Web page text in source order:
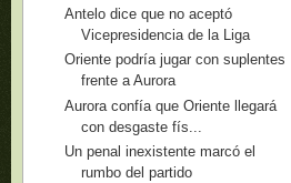
Antelo dice que no aceptó
Vicepresidencia de la Liga
Oriente podría jugar con suplentes
frente a Aurora
Aurora confía que Oriente llegará
con desgaste fís...
Un penal inexistente marcó el
rumbo del partido